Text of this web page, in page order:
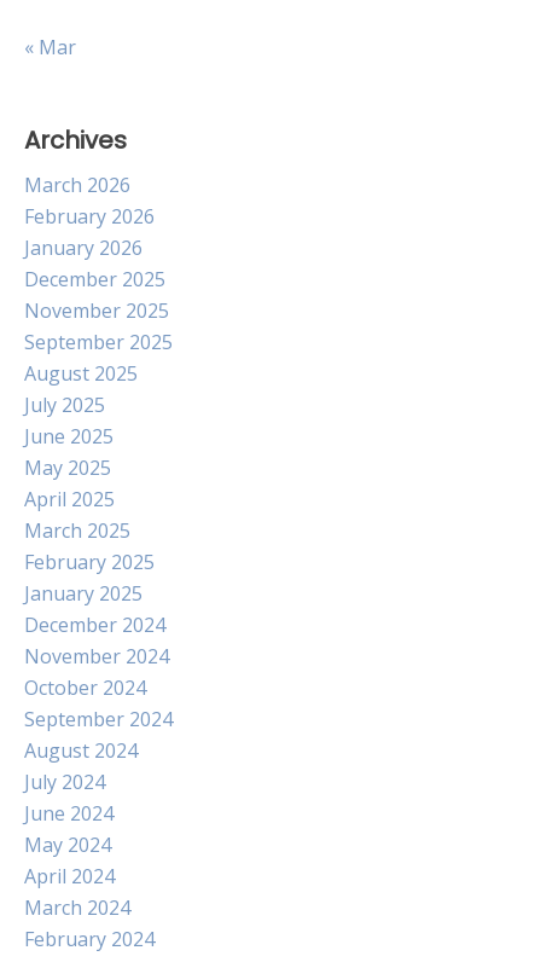
« Mar
Archives
March 2026
February 2026
January 2026
December 2025
November 2025
September 2025
August 2025
July 2025
June 2025
May 2025
April 2025
March 2025
February 2025
January 2025
December 2024
November 2024
October 2024
September 2024
August 2024
July 2024
June 2024
May 2024
April 2024
March 2024
February 2024